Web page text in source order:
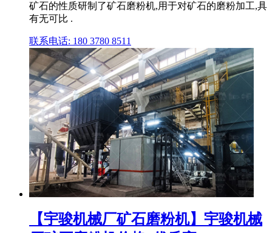
矿石的性质研制了矿石磨粉机,用于对矿石的磨粉加工,具
有无可比 .
联系电话: 180 3780 8511
【宇骏机械厂矿石磨粉机】宇骏机械